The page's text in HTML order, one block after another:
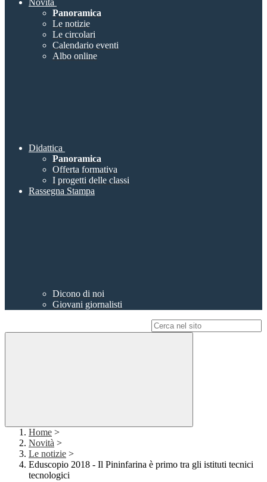
Novità
Panoramica
Le notizie
Le circolari
Calendario eventi
Albo online
Didattica
Panoramica
Offerta formativa
I progetti delle classi
Rassegna Stampa
Dicono di noi
Giovani giornalisti
Home >
Novità >
Le notizie >
Eduscopio 2018 - Il Pininfarina è primo tra gli istituti tecnici
tecnologici